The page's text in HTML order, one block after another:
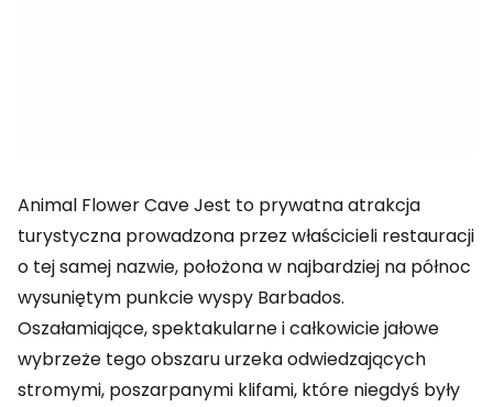
Animal Flower CaveJest to prywatna atrakcja
turystyczna prowadzona przez właścicieli restauracji
o tej samej nazwie, położona w najbardziej na północ
wysuniętym punkcie wyspy Barbados.
Oszałamiające, spektakularne i całkowicie jałowe
wybrzeże tego obszaru urzeka odwiedzających
stromymi, poszarpanymi klifami, które niegdyś były